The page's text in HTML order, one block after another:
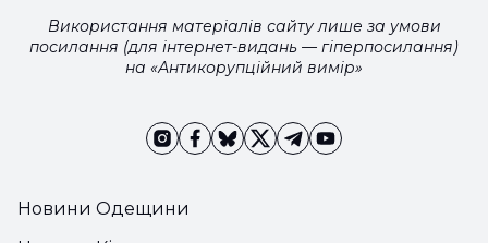
Новини Одещини
Використання матеріалів сайту лише за умови
посилання (для інтернет-видань — гіперпосилання)
на «Антикорупційний вимір»